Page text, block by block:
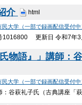
介 html
大学（一部で録画配信受付中
1016800 更新日 令和7
物語』」講師：
大学（一部で録画配信受付中
谷萩礼子氏（古典講座